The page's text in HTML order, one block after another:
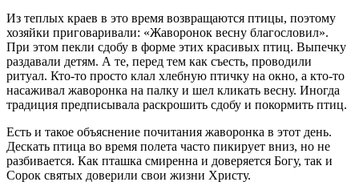
Из теплых краев в это время возвращаются птицы, поэтому
хозяйки приговаривали: «Жаворонок весну благословил».
При этом пекли сдобу в форме этих красивых птиц. Выпечку
раздавали детям. А те, перед тем как съесть, проводили
ритуал. Кто-то просто клал хлебную птичку на окно, а кто-то
насаживал жаворонка на палку и шел кликать весну. Иногда
традиция предписывала раскрошить сдобу и покормить птиц.
Есть и такое объяснение почитания жаворонка в этот день.
Дескать птица во время полета часто пикирует вниз, но не
разбивается. Как пташка смиренна и доверяется Богу, так и
Сорок святых доверили свои жизни Христу.